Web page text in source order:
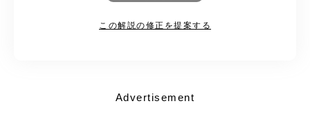
この解説の修正を提案する
Advertisement